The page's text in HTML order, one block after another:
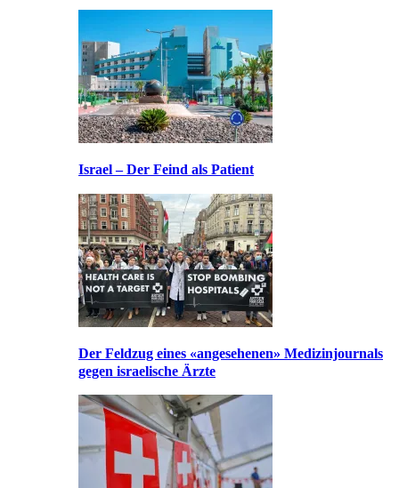
Israel – Der Feind als Patient
Der Feldzug eines «angesehenen» Medizinjournals
gegen israelische Ärzte